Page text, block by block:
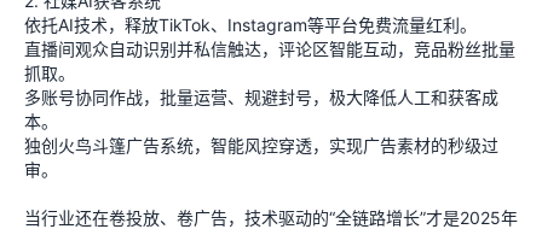
依托AI技术，释放TikTok、Instagram等平台免费流量红利。
直播间观众自动识别并私信触达，评论区智能互动，竞品粉丝批量
抓取。
多账号协同作战，批量运营、规避封号，极大降低人工和获客成
本。
独创火鸟斗篷广告系统，智能风控穿透，实现广告素材的秒级过
审。
当行业还在卷投放、卷广告，技术驱动的“全链路增长”才是2025年